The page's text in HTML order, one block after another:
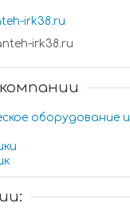
irk38.ru
irk38.ru
оборудование и